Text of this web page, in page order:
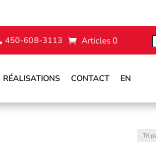
450-608-3113 Articles 0
RÉALISATIONS CONTACT EN